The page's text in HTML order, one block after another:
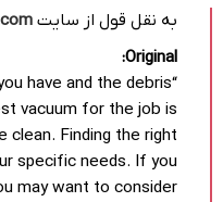
به نقل قول از سایت
Original:
have and the debris
vacuum for the job is
clean. Finding the right
specific needs. If you
may want to consider